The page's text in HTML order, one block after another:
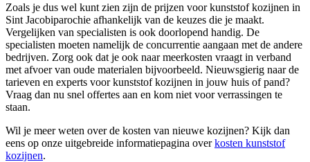
Zoals je dus wel kunt zien zijn de prijzen voor kunststof kozijnen in
Sint Jacobiparochie afhankelijk van de keuzes die je maakt.
Vergelijken van specialisten is ook doorlopend handig. De
specialisten moeten namelijk de concurrentie aangaan met de andere
bedrijven. Zorg ook dat je ook naar meerkosten vraagt in verband
met afvoer van oude materialen bijvoorbeeld. Nieuwsgierig naar de
tarieven en experts voor kunststof kozijnen in jouw huis of pand?
Vraag dan nu snel offertes aan en kom niet voor verrassingen te
staan.
Wil je meer weten over de kosten van nieuwe kozijnen? Kijk dan
eens op onze uitgebreide informatiepagina overkosten kunststof
kozijnen.